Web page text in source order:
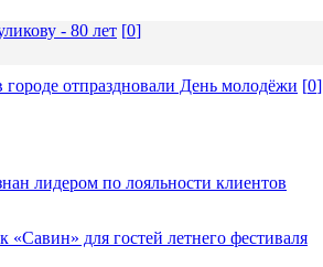
- 80 лет [0]
отпраздновали День молодёжи [0]
лидером по лояльности клиентов
для гостей летнего фестиваля